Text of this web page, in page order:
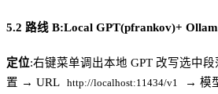
5.2 路线 B:Local GPT(pfrankov)+
定位:右键菜单调出本地 GPT 改写选中段
置 → URL
http://localhost:11434/v1 → 模